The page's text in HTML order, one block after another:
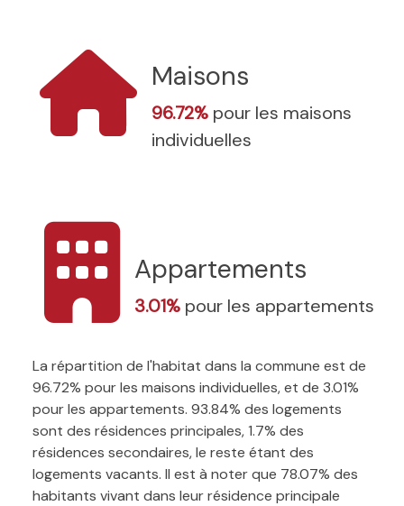
Maisons
96.72% pour les maisons
individuelles
Appartements
3.01% pour les appartements
La répartition de l'habitat dans la commune est de
96.72% pour les maisons individuelles, et de 3.01%
pour les appartements. 93.84% des logements
sont des résidences principales, 1.7% des
résidences secondaires, le reste étant des
logements vacants. Il est à noter que 78.07% des
habitants vivant dans leur résidence principale